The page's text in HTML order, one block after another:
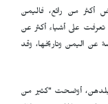
أكثر من رائع، فاليمن
تعرفت على أشياء أكثر عن
عن اليمن وتاريخها، وقد
بلدهن، أوضحت "كثير من